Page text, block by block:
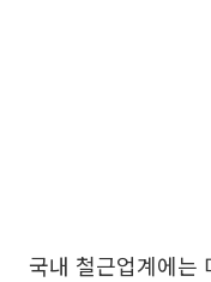
국내 철근업계에는